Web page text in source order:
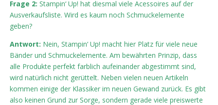
Frage 2: Stampin‘ Up! hat diesmal viele Acessoires auf der
Ausverkaufsliste. Wird es kaum noch Schmuckelemente
geben?
Antwort: Nein, Stampin‘ Up! macht hier Platz für viele neue
Bänder und Schmuckelemente. Am bewährten Prinzip, dass
alle Produkte perfekt farblich aufeinander abgestimmt sind,
wird natürlich nicht gerüttelt. Neben vielen neuen Artikeln
kommen einige der Klassiker im neuen Gewand zurück. Es gibt
also keinen Grund zur Sorge, sondern gerade viele preiswerte